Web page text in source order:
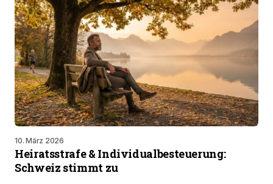
10. März 2026
Heiratsstrafe & Individualbesteuerung:
Schweiz stimmt zu